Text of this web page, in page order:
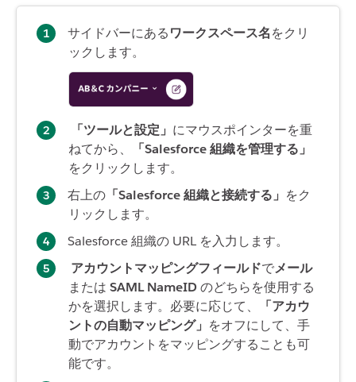
サイドバーにあるワークスペース名をクリ
ックします。
「ツールと設定」 にマウスポインターを重
ねてから、
「Salesforce 組織を管理する」
をクリックします。
右上の 「Salesforce 組織と接続する」 をク
リックします。
Salesforce 組織の URL を入力します。
アカウントマッピングフィールドでメール
または SAML NameIDのどちらを使用する
かを選択します。必要に応じて、
「アカウ
ントの自動マッピング」 をオフにして、手
動でアカウントをマッピングすることも可
能です。